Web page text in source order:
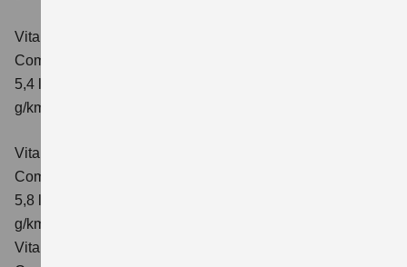
Vitara 1.4 BOOSTERJET HYBRID ALLGRIP
Comfort
5,4 l/100km; kombinierter Wert der CO₂-Emission: 129
g/km; CO₂-Klasse: D
Vitara 1.4 BOOSTERJET HYBRID ALLGRIP AT
Comfort
5,8 l/100 km; kombinierter Wert der CO₂-Emission: 137
g/km; CO₂-Klasse: E
Vitara 1.4 BOOSTERJET HYBRID ALLGRIP